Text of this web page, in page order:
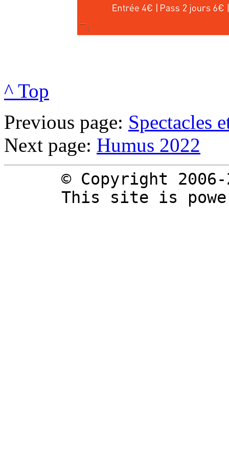
^ Top
Previous page: Spectacles
Next page: Humus 2022
© Copyright 2006-
This site is